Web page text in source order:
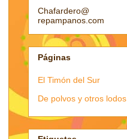
Chafardero@
repampanos.com
Páginas
El Timón del Sur
De polvos y otros lodos